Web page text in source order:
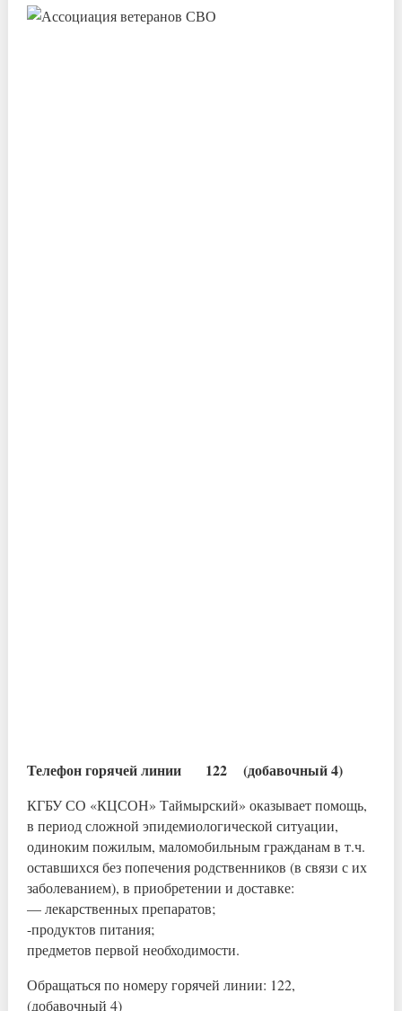
Телефон горячей линии 122 (добавочный 4)
КГБУ СО «КЦСОН» Таймырский» оказывает помощь,
в период сложной эпидемиологической ситуации,
одиноким пожилым, маломобильным гражданам в т.ч.
оставшихся без попечения родственников (в связи с их
заболеванием), в приобретении и доставке:
— лекарственных препаратов;
-продуктов питания;
предметов первой необходимости.
Обращаться по номеру горячей линии: 122,
(добавочный 4)